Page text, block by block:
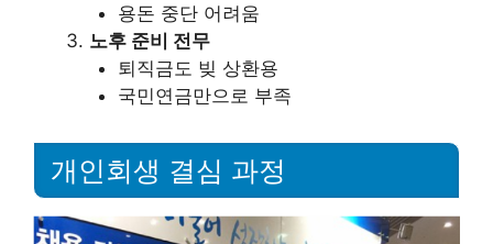
용돈 중단 어려움
노후 준비 전무
퇴직금도 빚 상환용
국민연금만으로 부족
개인회생 결심 과정